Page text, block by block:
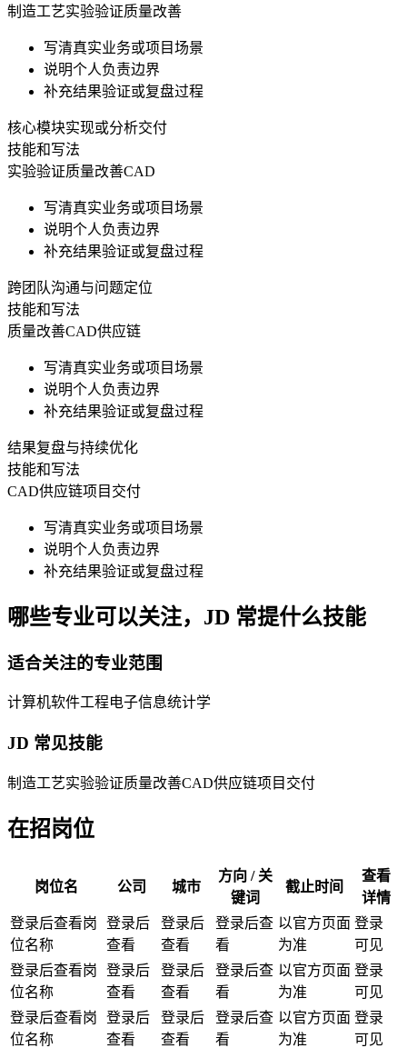
制造工艺实验验证质量改善
写清真实业务或项目场景
说明个人负责边界
补充结果验证或复盘过程
核心模块实现或分析交付
技能和写法
实验验证质量改善CAD
写清真实业务或项目场景
说明个人负责边界
补充结果验证或复盘过程
跨团队沟通与问题定位
技能和写法
质量改善CAD供应链
写清真实业务或项目场景
说明个人负责边界
补充结果验证或复盘过程
结果复盘与持续优化
技能和写法
CAD供应链项目交付
写清真实业务或项目场景
说明个人负责边界
补充结果验证或复盘过程
哪些专业可以关注，JD 常提什么技能
适合关注的专业范围
计算机软件工程电子信息统计学
JD 常见技能
制造工艺实验验证质量改善CAD供应链项目交付
在招岗位
岗位名 公司 城市
方向 / 关
键词
截止时间
查看
详情
登录后查看岗
位名称
登录后
查看
登录后
查看
登录后查
看
以官方页面
为准
登录
可见
登录后查看岗
位名称
登录后
查看
登录后
查看
登录后查
看
以官方页面
为准
登录
可见
登录后查看岗
位名称
登录后
查看
登录后
查看
登录后查
看
以官方页面
为准
登录
可见